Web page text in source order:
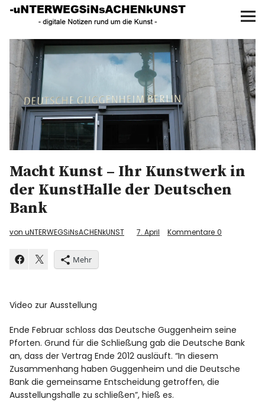
UNTERWEGS IN SACHEN
KUNST
Start
AKTUELLE AUSSTELLUNGEN
KUNSTSPAZIERGÄNGE
ÜBER
UNSER BUCH
f I P
Macht Kunst – Ihr Kunstwerk in
der KunstHalle der Deutschen
Bank
von uNTERWEGSiNsACHENkUNST 7. April Kommentare 0
Mehr
Video zur Ausstellung
Ende Februar schloss das Deutsche Guggenheim seine
Pforten. Grund für die Schließung gab die Deutsche Bank
an, dass der Vertrag Ende 2012 ausläuft. “In diesem
Zusammenhang haben Guggenheim und die Deutsche
Bank die gemeinsame Entscheidung getroffen, die
Ausstellungshalle zu schließen”, hieß es.